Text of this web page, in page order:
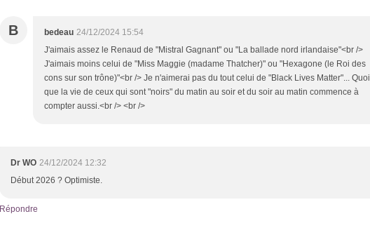
B bedeau 24/12/2024 15:54
J'aimais assez le Renaud de "Mistral Gagnant" ou "La ballade nord irlandaise"<br />
J'aimais moins celui de "Miss Maggie (madame Thatcher)" ou "Hexagone (le Roi des
cons sur son trône)"<br /> Je n'aimerai pas du tout celui de "Black Lives Matter"... Quoi
que la vie de ceux qui sont "noirs" du matin au soir et du soir au matin commence à
compter aussi.<br /> <br />
Dr WO 24/12/2024 12:32
Début 2026 ? Optimiste.
Répondre